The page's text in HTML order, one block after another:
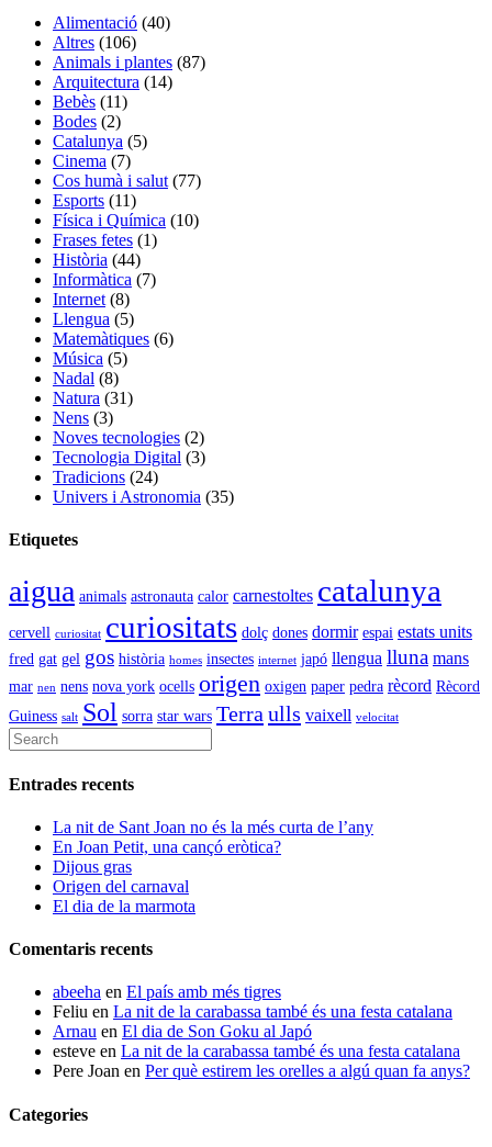
Alimentació (40)
Altres (106)
Animals i plantes (87)
Arquitectura (14)
Bebès (11)
Bodes (2)
Catalunya (5)
Cinema (7)
Cos humà i salut (77)
Esports (11)
Física i Química (10)
Frases fetes (1)
Història (44)
Informàtica (7)
Internet (8)
Llengua (5)
Matemàtiques (6)
Música (5)
Nadal (8)
Natura (31)
Nens (3)
Noves tecnologies (2)
Tecnologia Digital (3)
Tradicions (24)
Univers i Astronomia (35)
Etiquetes
aigua animals astronauta calor carnestoltes catalunya
cervell curiositat curiositats dolç dones dormir espai estats units
fred gat gel gos història homes insectes internet japó llengua lluna mans
mar nen nens nova york ocells origen oxigen paper pedra rècord Rècord
Guiness salt Sol sorra star wars Terraulls vaixell velocitat
Entrades recents
La nit de Sant Joan no és la més curta de l’any
En Joan Petit, una cançó eròtica?
Dijous gras
Origen del carnaval
El dia de la marmota
Comentaris recents
abeeha en El país amb més tigres
Feliu en La nit de la carabassa també és una festa catalana
Arnau en El dia de Son Goku al Japó
esteve en La nit de la carabassa també és una festa catalana
Pere Joan en Per què estirem les orelles a algú quan fa anys?
Categories